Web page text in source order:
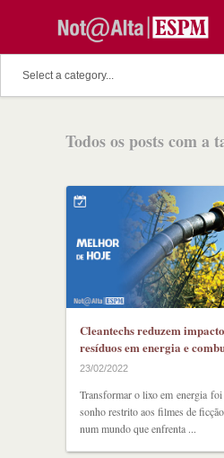
Todos os posts com a
Cleantechs reduzem
resíduos em energia e
23/02/2022
Transformar o lixo em energia
sonho restrito aos filmes de
num mundo que enfrenta ...